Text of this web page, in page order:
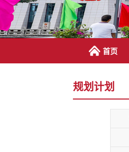
首页
规划计划